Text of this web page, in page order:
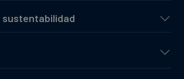
sustentabilidad